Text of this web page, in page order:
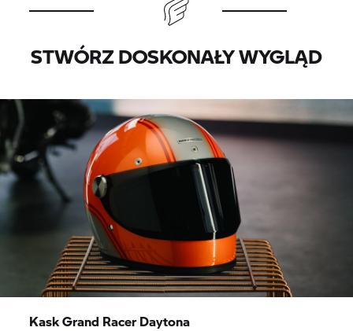
STWÓRZ DOSKONAŁY WYGLĄD
Kask Grand Racer Daytona